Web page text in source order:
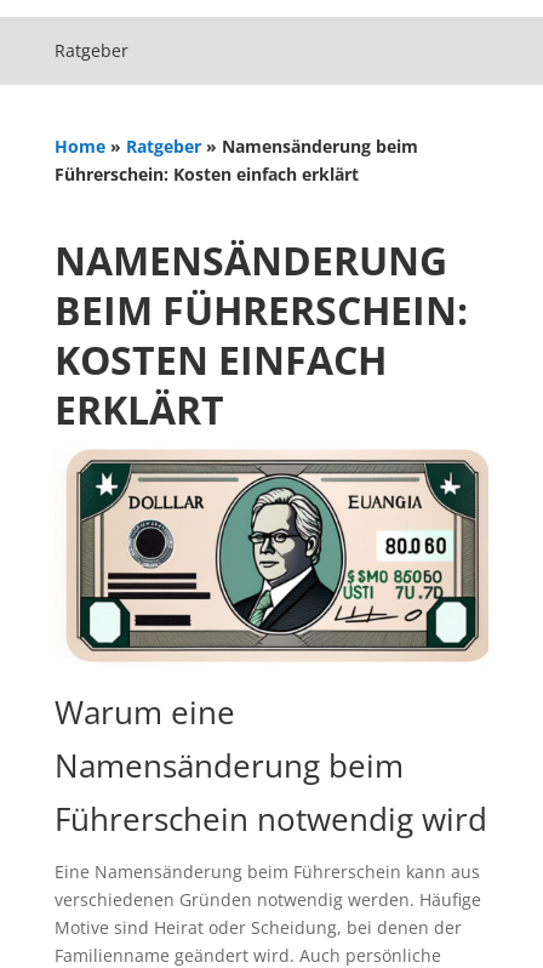
Ratgeber
Home» Ratgeber» Namensänderung beim
Führerschein: Kosten einfach erklärt
NAMENSÄNDERUNG
BEIM FÜHRERSCHEIN:
KOSTEN EINFACH
ERKLÄRT
Warum eine
Namensänderung beim
Führerschein notwendig wird
Eine Namensänderung beim Führerschein kann aus
verschiedenen Gründen notwendig werden. Häufige
Motive sind Heirat oder Scheidung, bei denen der
Familienname geändert wird. Auch persönliche